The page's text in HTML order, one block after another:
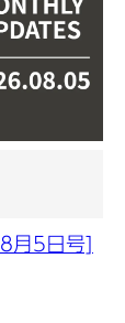
月5日号]